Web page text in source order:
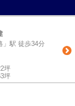
」駅 徒歩34分
坪
坪